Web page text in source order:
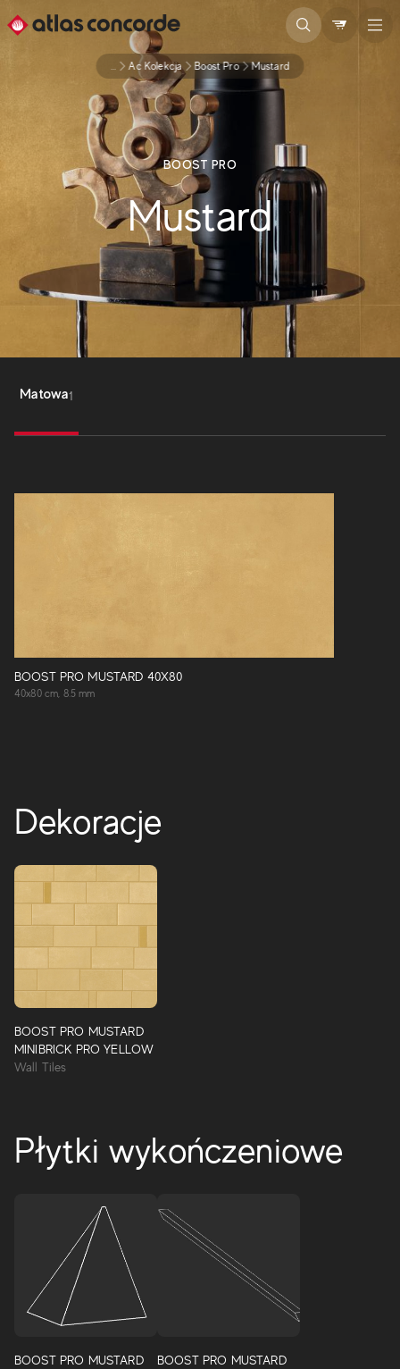
... Ac Kolekcja Boost Pro Mustard
BOOST PRO
Mustard
Matowa1
BOOST PRO MUSTARD 40X80
40x80 cm, 8.5 mm
Dekoracje
BOOST PRO MUSTARD
MINIBRICK PRO YELLOW
Wall Tiles
Płytki wykończeniowe
BOOST PRO MUSTARD
BOOST PRO MUSTARD